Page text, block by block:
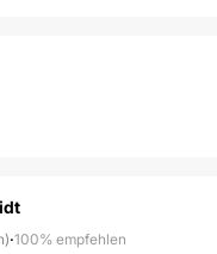
·100% empfehlen